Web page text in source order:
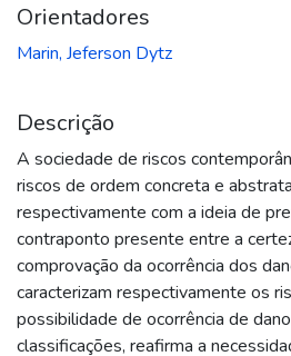
Orientadores
Marin, Jeferson Dytz
Descrição
A sociedade de riscos
riscos de ordem concreta e
respectivamente com a ideia de
contraponto presente entre a
comprovação da ocorrência dos
caracterizam respectivamente os
possibilidade de ocorrência de
classificações, reafirma a